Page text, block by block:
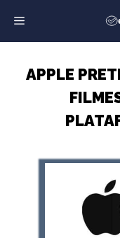
para
o
APPLE